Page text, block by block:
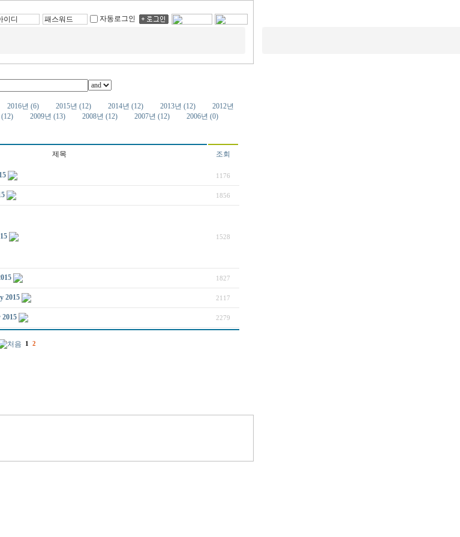
2016년 (6) 2015년 (12) 2014년 (12) 2013년 (12)
2012년
2009년 (13) 2008년 (12) 2007년 (12) 2006년 (0)
제목 조회
1176
1856
1528
1827
2015 2117
2279
1 2
자동로그인